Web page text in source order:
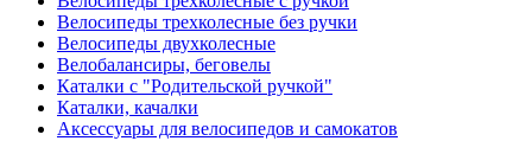
Велосипеды трехколесные без ручки
Велосипеды двухколесные
Велобалансиры, беговелы
Каталки с "Родительской ручкой"
Каталки, качалки
Аксессуары для велосипедов и самокатов